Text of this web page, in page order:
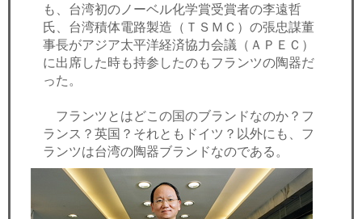
も、台湾初のノーベル化学賞受賞者の李遠哲
氏、台湾積体電路製造（ＴＳＭＣ）の張忠謀董
事長がアジア太平洋経済協力会議（ＡＰＥＣ）
に出席した時も持参したのもフランツの陶器だ
った。
フランツとはどこの国のブランドなのか？フ
ランス？英国？それともドイツ？以外にも、フ
ランツは台湾の陶器ブランドなのである。